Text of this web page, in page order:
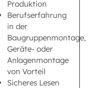
Produktion
Berufserfahrung
in der
Baugruppenmontage,
Geräte- oder
Anlagenmontage
von Vorteil
Sicheres Lesen